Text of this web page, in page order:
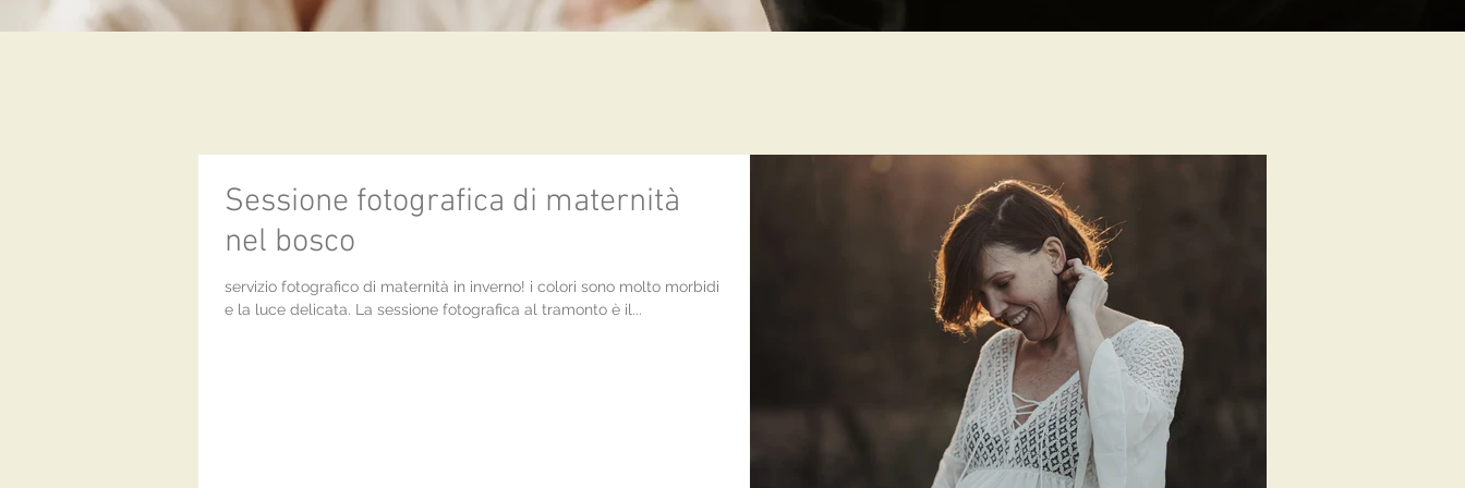
Sessione fotografica di maternità
nel bosco
servizio fotografico di maternità in inverno! i colori sono molto morbidi
e la luce delicata. La sessione fotografica al tramonto è il...